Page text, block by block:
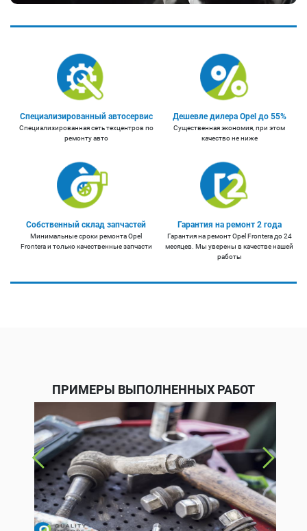
Специализированный автосервис
Специализированная сеть техцентров по
ремонту авто
Дешевле дилера Opel до 55%
Существенная экономия, при этом
качество не ниже
Собственный склад запчастей
Минимальные сроки ремонта Opel
Frontera и только качественные запчасти
Гарантия на ремонт 2 года
Гарантия на ремонт Opel Frontera до 24
месяцев. Мы уверены в качестве нашей
работы
ПРИМЕРЫ ВЫПОЛНЕННЫХ РАБОТ